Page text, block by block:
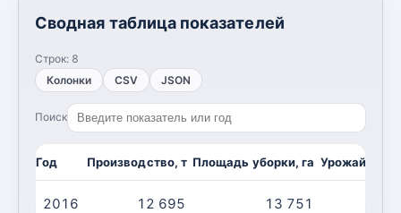
Сводная таблица показателей
Строк: 8
Колонки
CSV JSON
Поиск
Год Производство, т Площадь уборки, га
2016 12 695 13 751